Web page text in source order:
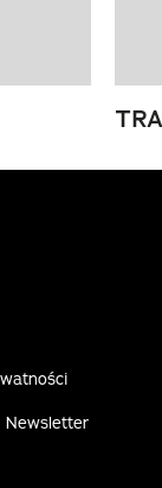
on Rss
Newsletter